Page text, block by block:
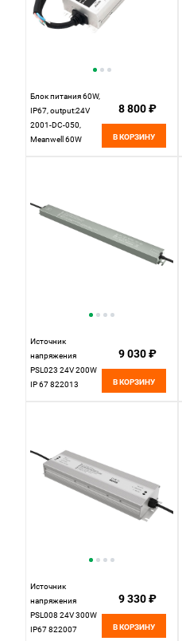
Блок питания 60W,
IP67, output:24V
2001-DC-050,
Meanwell 60W
L140*W63*H32
8 800 ₽
В КОРЗИНУ
Источник
напряжения
PSL023 24V 200W
IP 67 822013
9 030 ₽
В КОРЗИНУ
Источник
напряжения
PSL008 24V 300W
IP67 822007
9 330 ₽
В КОРЗИНУ